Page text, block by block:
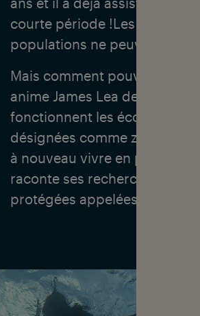
courte période !Les animaux
populations ne peuvent plus
Mais comment pouvons-
anime James Lea depuis des
fonctionnent les
désignées comme zones
à nouveau vivre en paix et
raconte ses recherches et
protégées appelées « Hope